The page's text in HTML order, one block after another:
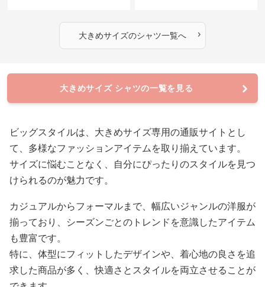
大きめサイズのシャツ一覧へ ›
大きめサイズ シャツの一覧を見る
ビッグスタイルは、大きめサイズ専用の通販サイトとし
て、多様なファッションアイテムを取り揃えています。
サイズに悩むことなく、自分にぴったりのスタイルを見つ
けられるのが魅力です。
カジュアルからフォーマルまで、幅広いジャンルの洋服が
揃っており、シーズンごとのトレンドを意識したアイテム
も豊富です。
特に、体型にフィットしたデザインや、着心地の良さを追
求した商品が多く、快適さとスタイルを両立させることが